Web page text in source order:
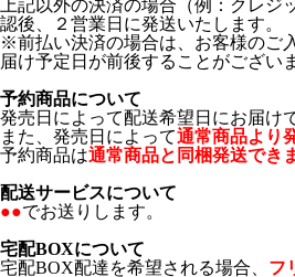
上記以外の決済の場合（例：クレ
認後、２営業日に発送いたします。
※前払い決済の場合は、お客様のご
届け予定日が前後することがござい
予約商品について
発売日によって配送希望日にお届け
また、発売日によって通常商品より
予約商品は通常商品と同梱発送でき
配送サービスについて
●●でお送りします。
宅配BOXについて
宅配BOX配達を希望される場合、 フ